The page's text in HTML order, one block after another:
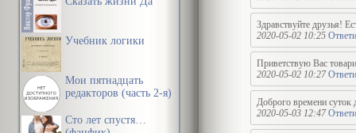
Учебник логики
Мои пятнадцать
редакторов (часть 2-я)
Сто лет спустя…
Здравствуйте друзья!
2020-05-02 10:25
Приветствую Вас
2020-05-02 10:27
Доброго времени
2020-05-03 12:47